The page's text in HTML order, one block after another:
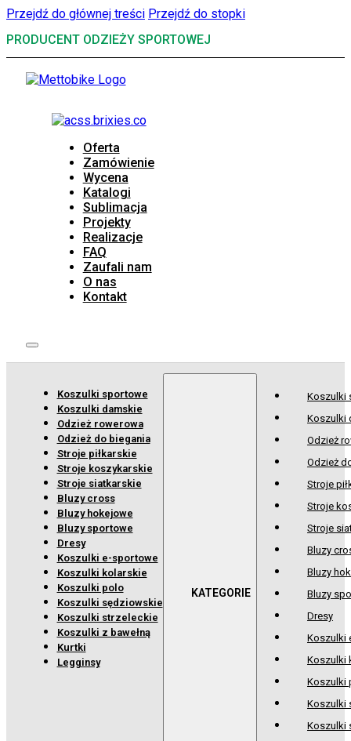
Przejdź do głównej treści Przejdź do stopki
PRODUCENT ODZIEŻY SPORTOWEJ
Oferta
Zamówienie
Wycena
Katalogi
Sublimacja
Projekty
Realizacje
FAQ
Zaufali nam
O nas
Kontakt
Koszulki sportowe
Koszulki damskie
Odzież rowerowa
Odzież do biegania
Stroje piłkarskie
Stroje koszykarskie
Stroje siatkarskie
Bluzy cross
Bluzy hokejowe
Bluzy sportowe
Dresy
Koszulki e-sportowe
Koszulki kolarskie
Koszulki polo
Koszulki sędziowskie
Koszulki strzeleckie
Koszulki z bawełną
Kurtki
Legginsy
Koszulki
Koszulki
Odzież
Odzież
Stroje
Stroje
Stroje
Bluzy
Bluzy
Bluzy
Dresy
Koszulki
Koszulki
Koszulki
Koszulki
Koszulki